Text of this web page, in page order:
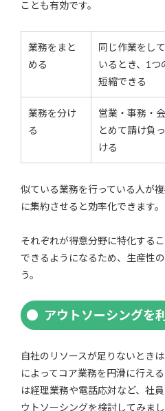
ことも有効です。
業務をまと
める
同じ作業をし
いるとき、1つ
短縮できる
業務を分け
る
営業・事務・
とめて請け負
ける
似ている業務を行っている人が
に集約させると効率化できます。
それぞれが得意分野に特化する
できるようになるため、生産性
う。
アウトソーシングを
自社のリソースが足りないとき
によってコア業務を円滑に行え
は経理業務や電話応対など、社
ウトソーシングを検討してみまし